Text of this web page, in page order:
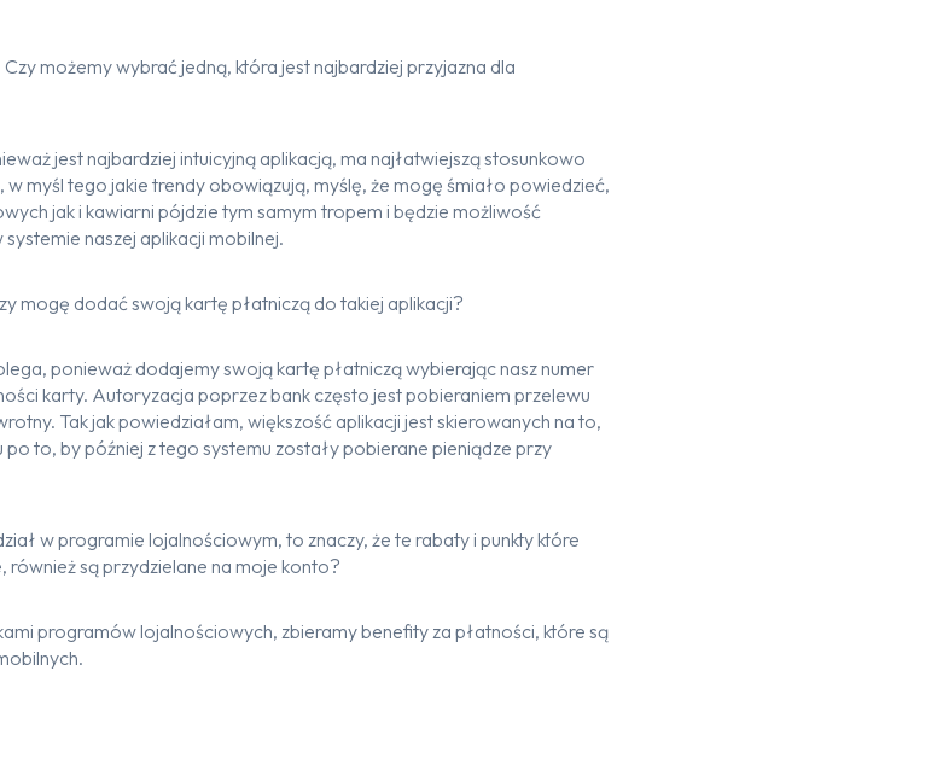
możemy wybrać jedną, która jest najbardziej przyjazna dla
jest najbardziej intuicyjną aplikacją, ma najłatwiejszą stosunkowo
myśl tego jakie trendy obowiązują, myślę, że mogę śmiało powiedzieć,
jak i kawiarni pójdzie tym samym tropem i będzie możliwość
naszej aplikacji mobilnej.
mogę dodać swoją kartę płatniczą do takiej aplikacji?
ponieważ dodajemy swoją kartę płatniczą wybierając nasz numer
karty. Autoryzacja poprzez bank często jest pobieraniem przelewu
Tak jak powiedziałam, większość aplikacji jest skierowanych na to,
to, by później z tego systemu zostały pobierane pieniądze przy
w programie lojalnościowym, to znaczy, że te rabaty i punkty które
są przydzielane na moje konto?
programów lojalnościowych, zbieramy benefity za płatności, które są